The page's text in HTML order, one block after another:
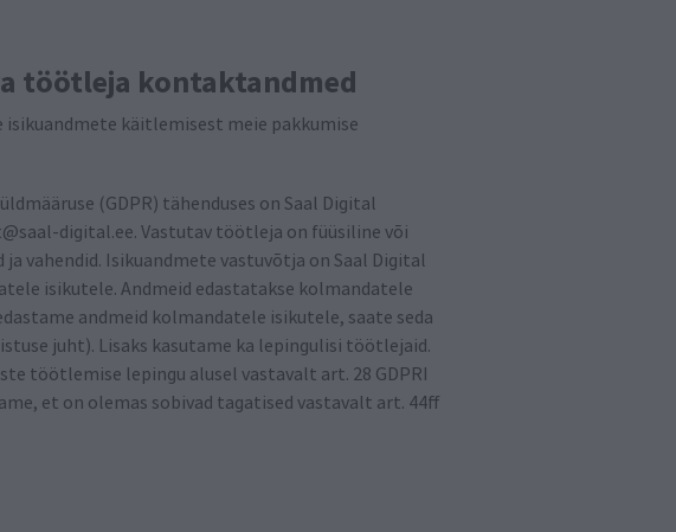
töötleja kontaktandmed
käitlemisest meie pakkumise
(GDPR) tähenduses on Saal Digital
digital.ee. Vastutav töötleja on füüsiline või
vahendid. Isikuandmete vastuvõtja on Saal Digital
isikutele. Andmeid edastatakse kolmandatele
andmeid kolmandatele isikutele, saate seda
juht). Lisaks kasutame ka lepingulisi töötlejaid.
töötlemise lepingu alusel vastavalt art. 28 GDPRI
et on olemas sobivad tagatised vastavalt art. 44ff